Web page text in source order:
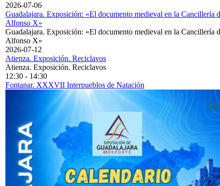
2026-07-06
Guadalajara. Exposición: «El documento medieval en la Cancillería
Alfonso X»
Guadalajara. Exposición: «El documento medieval en la Cancillería
Alfonso X»
2026-07-12
Atienza. Exposición. Reciclavos
Atienza. Exposición. Reciclavos
12:30 - 14:30
Fontanar. XXXVII Interpueblos de Natación